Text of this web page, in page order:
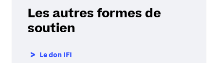
Les autres formes de
soutien
Le don IFI